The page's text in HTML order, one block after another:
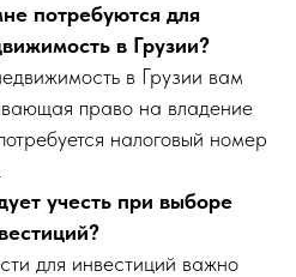
потребуются для
в Грузии?
в Грузии вам
право на владение
налоговый номер
учесть при выборе
для инвестиций важно